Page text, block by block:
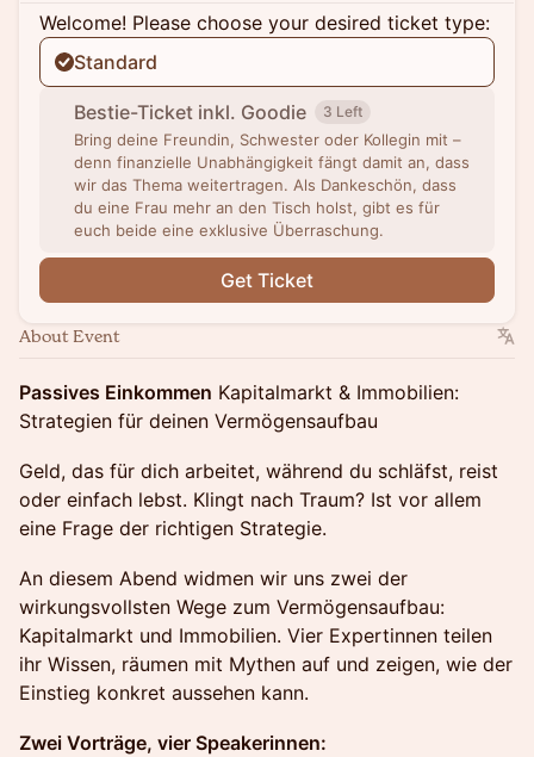
Welcome! Please choose your desired ticket type:
Standard
Bestie-Ticket inkl. Goodie 3 Left
Bring deine Freundin, Schwester oder Kollegin mit –
denn finanzielle Unabhängigkeit fängt damit an, dass
wir das Thema weitertragen. Als Dankeschön, dass
du eine Frau mehr an den Tisch holst, gibt es für
euch beide eine exklusive Überraschung.
Get Ticket
About Event
Passives Einkommen Kapitalmarkt & Immobilien:
Strategien für deinen Vermögensaufbau
Geld, das für dich arbeitet, während du schläfst, reist
oder einfach lebst. Klingt nach Traum? Ist vor allem
eine Frage der richtigen Strategie.
An diesem Abend widmen wir uns zwei der
wirkungsvollsten Wege zum Vermögensaufbau:
Kapitalmarkt und Immobilien. Vier Expertinnen teilen
ihr Wissen, räumen mit Mythen auf und zeigen, wie der
Einstieg konkret aussehen kann.
Zwei Vorträge, vier Speakerinnen: